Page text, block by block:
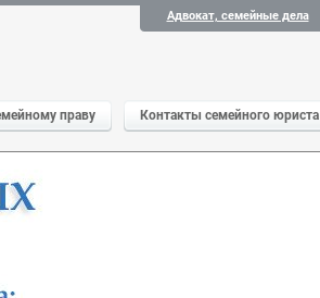
Адвокат, семейные дела
праву Контакты семейного юриста